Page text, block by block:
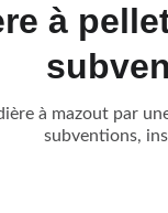
à
à mazout par
subventions,